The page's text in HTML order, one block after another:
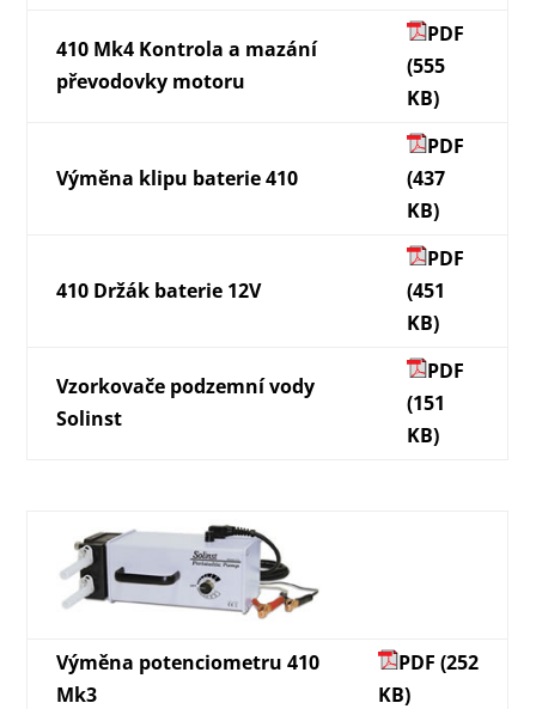
410 Mk4 Kontrola a mazání
převodovky motoru
PDF
(555
KB)
Výměna klipu baterie 410
PDF
(437
KB)
410 Držák baterie 12V
PDF
(451
KB)
Vzorkovače podzemní vody
Solinst
PDF
(151
KB)
Výměna potenciometru 410
Mk3
PDF (252
KB)